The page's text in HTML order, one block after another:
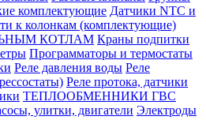
комплектующие Датчики NTC и
к колонкам (комплектующие)
КОТЛАМ Краны подпитки
Программаторы и термостаты
Реле давления воды Реле
Реле протока, датчики
ТЕПЛООБМЕННИКИ ГВС
улитки, двигатели Электроды